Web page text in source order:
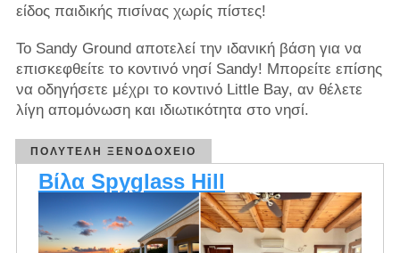
είδος παιδικής πισίνας χωρίς πίστες!
Το Sandy Ground αποτελεί την ιδανική βάση για να
επισκεφθείτε το κοντινό νησί Sandy! Μπορείτε επίσης
να οδηγήσετε μέχρι το κοντινό Little Bay, αν θέλετε
λίγη απομόνωση και ιδιωτικότητα στο νησί.
ΠΟΛΥΤΕΛΉ ΞΕΝΟΔΟΧΕΊΟ
Βίλα Spyglass Hill